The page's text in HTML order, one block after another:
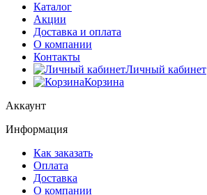
Каталог
Акции
Доставка и оплата
О компании
Контакты
Личный кабинет
Корзина
Аккаунт
Информация
Как заказать
Оплата
Доставка
О компании